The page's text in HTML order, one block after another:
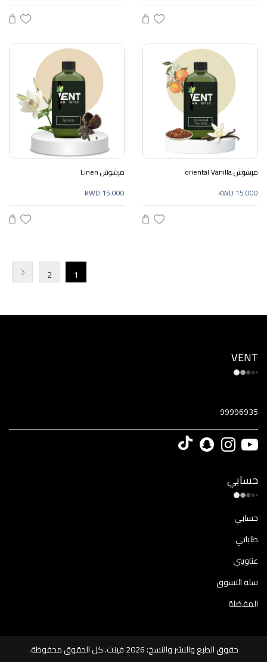
مرشوش oriental Vanilla
KWD 15.000
مرشوش Linen
KWD 15.000
1
2
VENT
99996935
حسابي
حسابي
طلباتي
عناويني
سلة التسوق
المفضلة
حقوق الطبع والنشر والنسخ؛ 2026 فينت. كل الحقوق محفوظة.